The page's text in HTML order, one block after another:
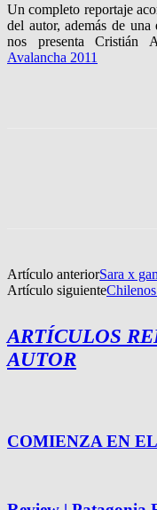
Un completo reportaje
del autor, además de
nos presenta Cristián
Avalancha 2011
Artículo anteriorSara x
Artículo siguiente
ARTÍCULOS
AUTOR
COMIENZA EN